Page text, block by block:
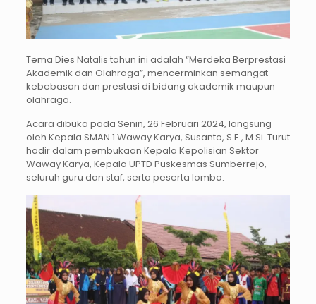
Tema Dies Natalis tahun ini adalah “Merdeka Berprestasi
Akademik dan Olahraga”, mencerminkan semangat
kebebasan dan prestasi di bidang akademik maupun
olahraga.
Acara dibuka pada Senin, 26 Februari 2024, langsung
oleh Kepala SMAN 1 Waway Karya, Susanto, S.E., M.Si. Turut
hadir dalam pembukaan Kepala Kepolisian Sektor
Waway Karya, Kepala UPTD Puskesmas Sumberrejo,
seluruh guru dan staf, serta peserta lomba.